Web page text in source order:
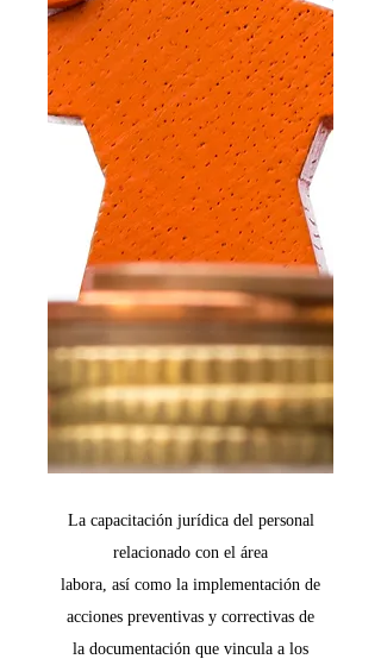
La capacitación jurídica del personal
relacionado con el área
labora, así como la implementación de
acciones preventivas y correctivas de
la documentación que vincula a los